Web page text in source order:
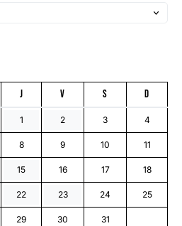
J V S D
1 2 3 4
8 9 10 11
15 16 17 18
22 23 24 25
29 30 31